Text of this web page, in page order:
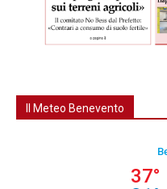
Il Meteo Benevento